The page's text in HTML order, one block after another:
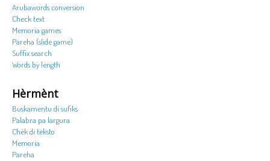
Arubawords conversion
Check text
Memoria games
Pareha (slide game)
Suffix search
Words by length
Hèrmènt
Buskamentu di sufiks
Palabra pa largura
Chèk di teksto
Memoria
Pareha